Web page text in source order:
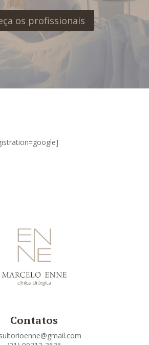
os profissionais
Contatos